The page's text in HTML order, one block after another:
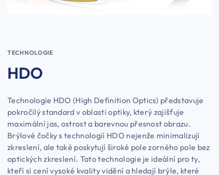
TECHNOLOGIE
HDO
Technologie HDO (High Definition Optics) představuje
pokročilý standard v oblasti optiky, který zajišťuje
maximální jas, ostrost a barevnou přesnost obrazu.
Brýlové čočky s technologií HDO nejenže minimalizují
zkreslení, ale také poskytují široké pole zorného pole bez
optických zkreslení. Tato technologie je ideální pro ty,
kteří si cení vysoké kvality vidění a hledají brýle, které